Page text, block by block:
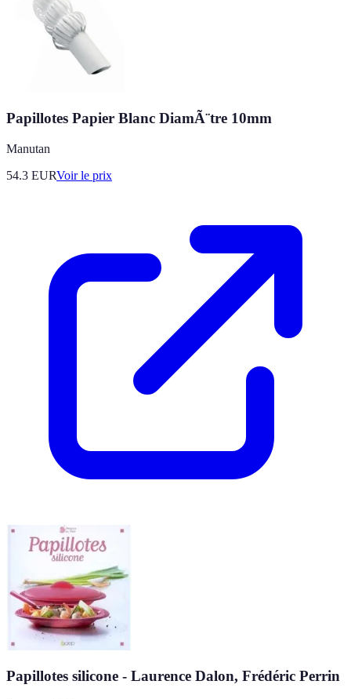
Papillotes Papier Blanc DiamÃ¨tre 10mm
Manutan
54.3 EURVoir le prix
Papillotes silicone - Laurence Dalon, Frédéric Perrin